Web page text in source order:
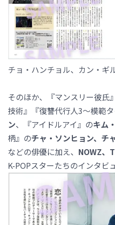
チョ・ハンチョル、カン・ギ
そのほか、『マンスリー彼氏
技術』『復讐代行人3～模範
ン、『アイドルアイ』のキム
柄』のチャ・ソンヒョン、チ
などの俳優に加え、 NOWZ、
K-POPスターたちのインタビ